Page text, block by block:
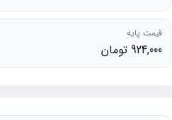
قیمت پایه
924,000 تومان